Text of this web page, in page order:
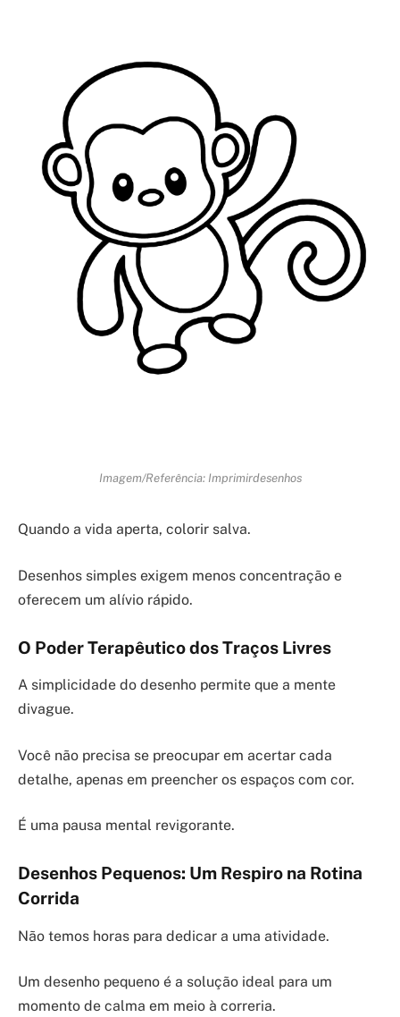
Imagem/Referência: Imprimirdesenhos
Quando a vida aperta, colorir salva.
Desenhos simples exigem menos concentração e
oferecem um alívio rápido.
O Poder Terapêutico dos Traços Livres
A simplicidade do desenho permite que a mente
divague.
Você não precisa se preocupar em acertar cada
detalhe, apenas em preencher os espaços com cor.
É uma pausa mental revigorante.
Desenhos Pequenos: Um Respiro na Rotina
Corrida
Não temos horas para dedicar a uma atividade.
Um desenho pequeno é a solução ideal para um
momento de calma em meio à correria.